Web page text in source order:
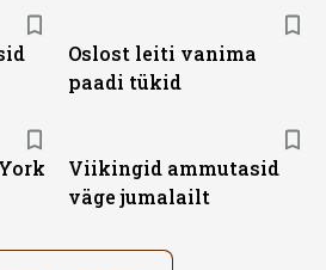
Oslost leiti vanima
paadi tükid
Viikingid ammutasid
väge jumalailt